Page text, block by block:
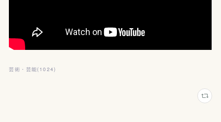
芸術・芸能( 1024)